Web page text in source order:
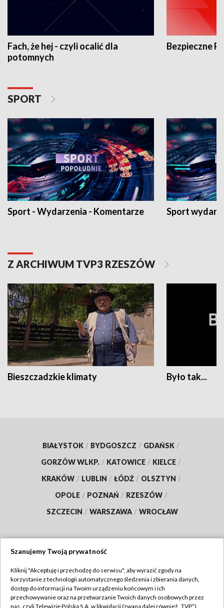
Fach, że hej - czyli ocalić dla
potomnych
Bezpieczne
SPORT
Sport - Wydarzenia - Komentarze Sport
Z ARCHIWUM TVP3 RZESZÓW
Bieszczadzkie klimaty Było tak...
BIAŁYSTOK / BYDGOSZCZ / GDAŃSK /
GORZÓW WLKP. / KATOWICE / KIELCE /
KRAKÓW / LUBLIN / ŁÓDŹ / OLSZTYN /
OPOLE / POZNAŃ / RZESZÓW /
SZCZECIN / WARSZAWA / WROCŁAW
TVP
Abonament TVP
Regulamin TVP
Szanujemy Twoją prywatność
Kliknij "Akceptuję i przechodzę do serwisu", aby wyrazić zgody na
korzystanie z technologii automatycznego śledzenia i zbierania danych,
dostęp do informacji na Twoim urządzeniu końcowym i ich
przechowywanie oraz na przetwarzanie Twoich danych osobowych przez
nas, czyli Telewizję Polską S.A. w likwidacji (zwaną dalej również „TVP”),